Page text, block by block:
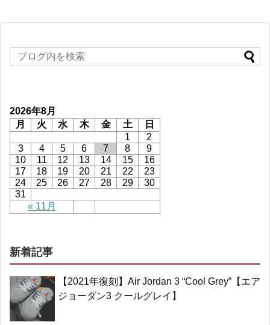
2026年8月
月
火 水 木 金 土 日
« 11月
1
2
3
4 5 6 7 8
9
10
11 12 13 14 15
16
17
18 19 20 21 22
23
24
25 26 27 28 29
30
31
新着記事
【2021年復刻】Air Jordan 3 “Cool Grey”【エア
ジョーダン3 クールグレイ】